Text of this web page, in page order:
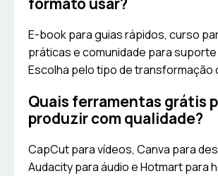
E-book para guias rápidos, curso
práticas e comunidade para
Escolha pelo tipo de transformação
Quais ferramentas grátis
produzir com qualidade?
CapCut para vídeos, Canva para
Audacity para áudio e Hotmart para